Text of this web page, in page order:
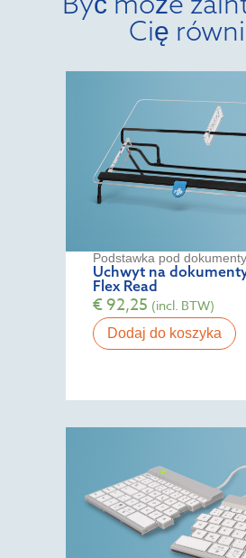
Cię
Podstawka pod dokumenty
Uchwyt na
Flex Read
€92,25 (incl. BTW)
Dodaj do koszyka